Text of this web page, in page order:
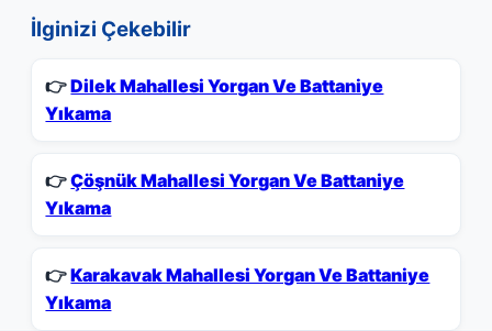
İlginizi Çekebilir
👉Dilek Mahallesi Yorgan Ve Battaniye
Yıkama
👉Çöşnük Mahallesi Yorgan Ve Battaniye
Yıkama
👉Karakavak Mahallesi Yorgan Ve Battaniye
Yıkama